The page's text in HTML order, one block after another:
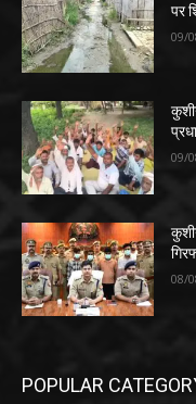
पर
09/
09/
08/
POPULAR